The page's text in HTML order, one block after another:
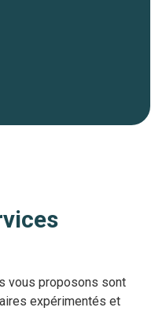
vous proposons sont
expérimentés et